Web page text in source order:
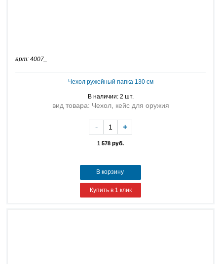
арт: 4007_
Чехол ружейный папка 130 см
В наличии: 2 шт.
вид товара: Чехол, кейс для оружия
1 578 руб.
- +
В корзину
Купить в 1 клик